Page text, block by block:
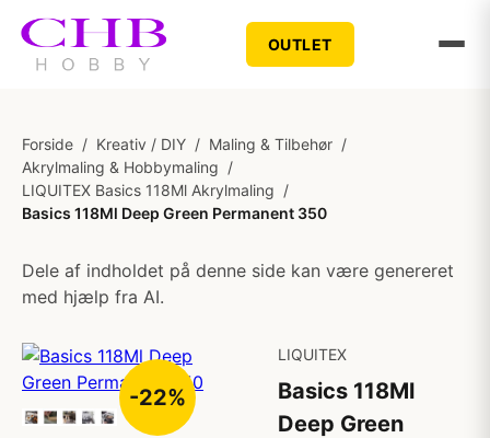
OUTLET
Forside / Kreativ / DIY / Maling & Tilbehør /
Akrylmaling & Hobbymaling /
LIQUITEX Basics 118Ml Akrylmaling /
Basics 118Ml Deep Green Permanent 350
Dele af indholdet på denne side kan være genereret
med hjælp fra AI.
-22%
LIQUITEX
Basics 118Ml
Deep Green